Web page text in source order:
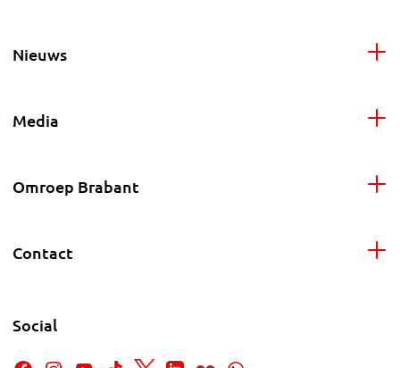
Nieuws
Media
Omroep Brabant
Contact
Social